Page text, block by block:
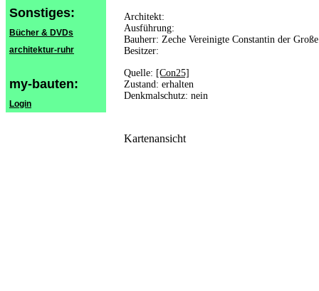
Sonstiges:
Bücher & DVDs
architektur-ruhr
my-bauten:
Login
Architekt:
Ausführung:
Bauherr: Zeche Vereinigte Constantin der Große
Besitzer:
Quelle: [Con25]
Zustand: erhalten
Denkmalschutz: nein
Kartenansicht